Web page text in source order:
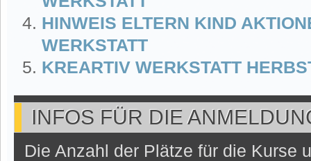
HINWEIS ELTERN KIND
WERKSTATT
KREARTIV WERKSTATT
INFOS FÜR DIE
Die Anzahl der Plätze für die Kurse